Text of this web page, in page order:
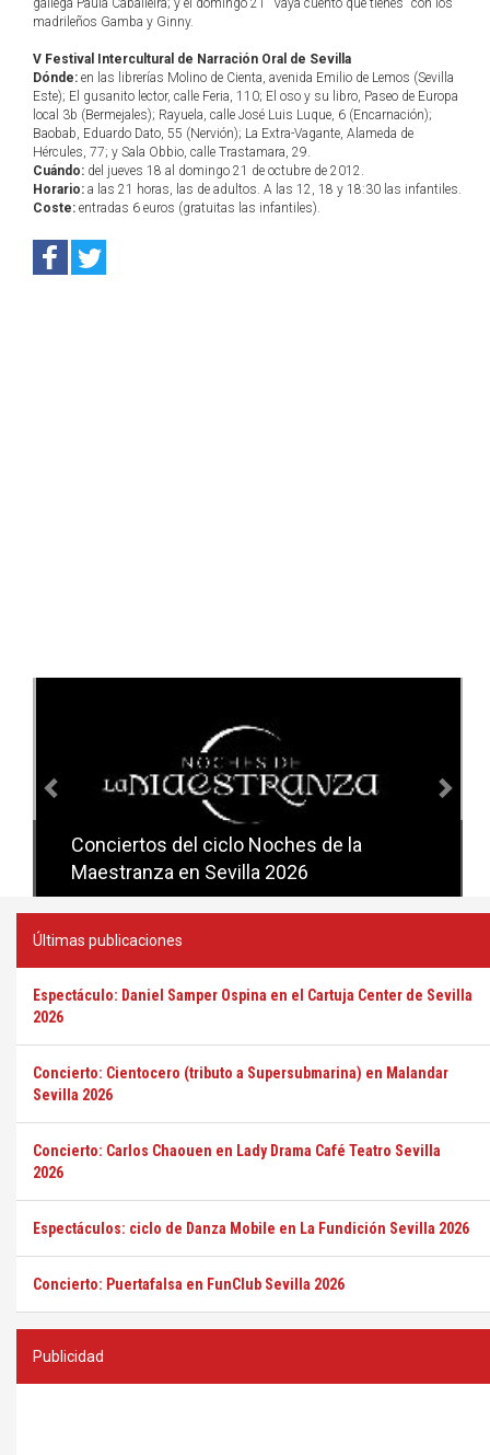
gallega Paula Caballeira; y el domingo 21 "Vaya cuento que tienes" con los
madrileños Gamba y Ginny.
V Festival Intercultural de Narración Oral de Sevilla
Dónde: en las librerías Molino de Cienta, avenida Emilio de Lemos (Sevilla
Este); El gusanito lector, calle Feria, 110; El oso y su libro, Paseo de Europa
local 3b (Bermejales); Rayuela, calle José Luis Luque, 6 (Encarnación);
Baobab, Eduardo Dato, 55 (Nervión); La Extra-Vagante, Alameda de
Hércules, 77; y Sala Obbio, calle Trastamara, 29.
Cuándo: del jueves 18 al domingo 21 de octubre de 2012.
Horario: a las 21 horas, las de adultos. A las 12, 18 y 18:30 las infantiles.
Coste: entradas 6 euros (gratuitas las infantiles).
Conciertos del ciclo Noches de la
Maestranza en Sevilla 2026
Conciertos del ciclo Candlelight en
Sevilla
Últimas publicaciones
Espectáculo: Daniel Samper Ospina en el Cartuja Center de Sevilla
2026
Concierto: Cientocero (tributo a Supersubmarina) en Malandar
Sevilla 2026
Concierto: Carlos Chaouen en Lady Drama Café Teatro Sevilla
2026
Espectáculos: ciclo de Danza Mobile en La Fundición Sevilla 2026
Concierto: Puertafalsa en FunClub Sevilla 2026
Publicidad